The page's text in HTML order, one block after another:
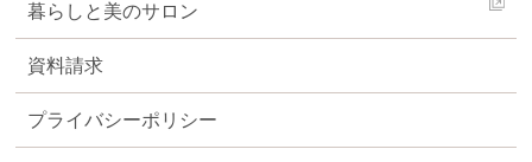
暮らしと美のサロン
資料請求
プライバシーポリシー